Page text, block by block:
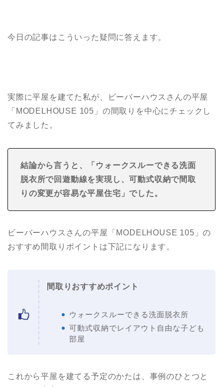
今日の記事はこういった疑問に答えます。
実際に平屋を建てた私が、ビーバーハウスさんの平屋
「MODELHOUSE 105」の間取りを中心にチェックし
てみました。
結論から言うと、「ウォークスルーできる洗面
脱衣所で回遊動線を実現し、可動式収納で間取
りの変更が容易な平屋住宅 」でした。
ビーバーハウスさんの平屋「MODELHOUSE 105」の
おすすめ間取りポイントは下記になります。
間取りおすすめポイント
ウォークスルーできる洗面脱衣所
可動式収納でレイアウト自由な子ども
部屋
これから平屋を建てる予定のかたは、事例のひとつと